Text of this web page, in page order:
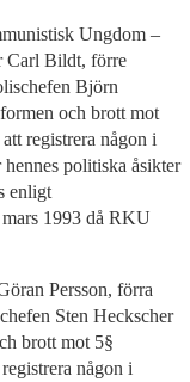
Ungdom –
Carl Bildt, förre
Björn
och brott mot
registrera någon i
politiska åsikter
enligt
1993 då RKU
Persson, förra
Sten Heckscher
brott mot 5§
någon i